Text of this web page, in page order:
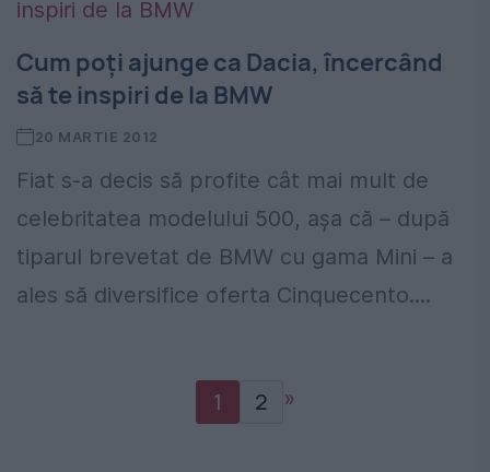
Cum poţi ajunge ca Dacia, încercând
să te inspiri de la BMW
20 MARTIE 2012
Fiat s-a decis să profite cât mai mult de
celebritatea modelului 500, așa că – după
tiparul brevetat de BMW cu gama Mini – a
ales să diversifice oferta Cinquecento....
1 2 »